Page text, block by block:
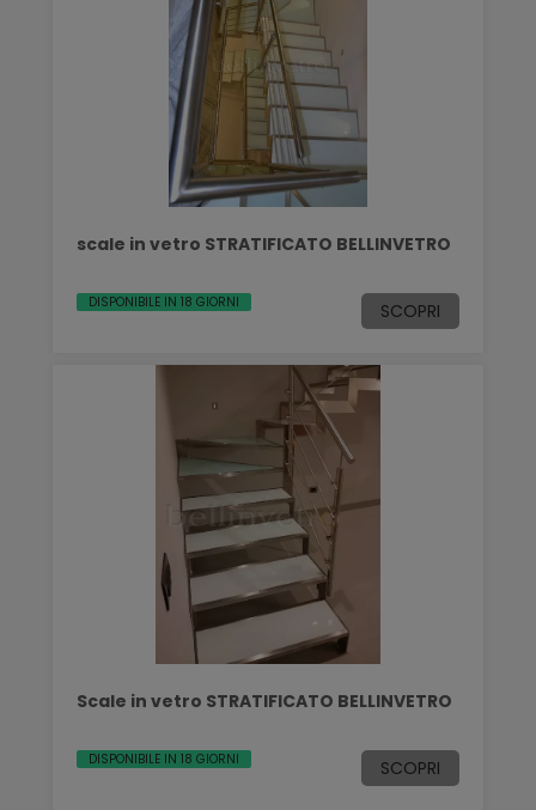
scale in vetro STRATIFICATO BELLINVETRO
DISPONIBILE IN 18 GIORNI SCOPRI
Scale in vetro STRATIFICATO BELLINVETRO
DISPONIBILE IN 18 GIORNI SCOPRI